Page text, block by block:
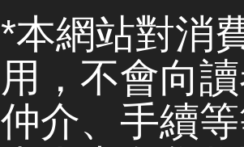
*本網站對消
用，不會向
仲介、手續